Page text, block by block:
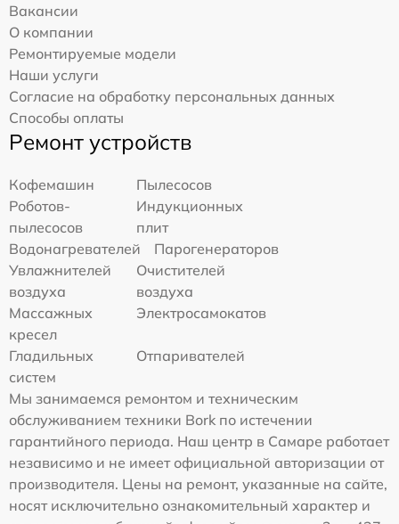
Вакансии
О компании
Ремонтируемые модели
Наши услуги
Согласие на обработку персональных данных
Способы оплаты
Ремонт устройств
Кофемашин
Пылесосов
Роботов-
пылесосов
Индукционных
плит
Водонагревателей
Парогенераторов
Увлажнителей
воздуха
Очистителей
воздуха
Массажных
кресел
Электросамокатов
Гладильных
систем
Отпаривателей
Мы занимаемся ремонтом и техническим
обслуживанием техники Bork по истечении
гарантийного периода. Наш центр в Самаре работает
независимо и не имеет официальной авторизации от
производителя. Цены на ремонт, указанные на сайте,
носят исключительно ознакомительный характер и